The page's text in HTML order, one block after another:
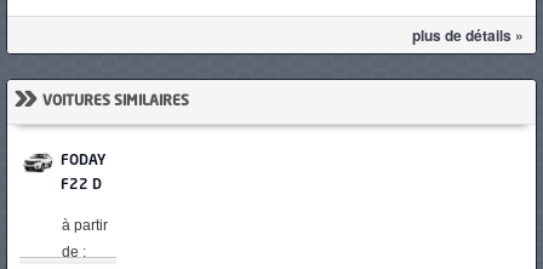
plus de détails »
» VOITURES SIMILAIRES
FODAY
F22 D
à partir
de :